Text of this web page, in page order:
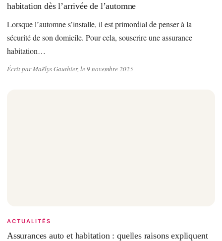
habitation dès l’arrivée de l’automne
Lorsque l’automne s’installe, il est primordial de penser à la
sécurité de son domicile. Pour cela, souscrire une assurance
habitation…
Écrit par Maëlys Gauthier, le 9 novembre 2025
ACTUALITÉS
Assurances auto et habitation : quelles raisons expliquent